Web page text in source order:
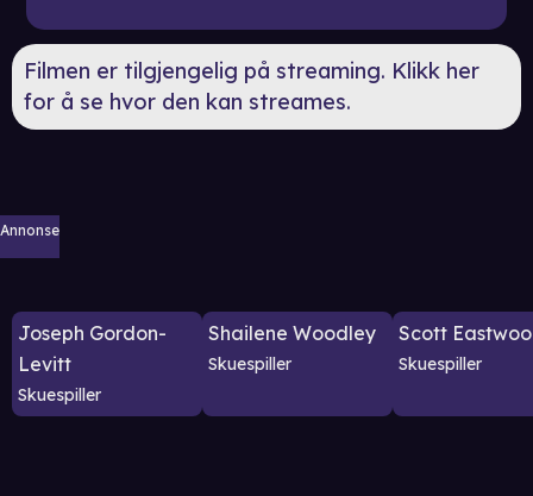
Filmen er tilgjengelig på streaming. Klikk her
for å se hvor den kan streames.
Annonse
Joseph Gordon-
Levitt
Skuespiller
Shailene Woodley
Skuespiller
Scott
Skuespiller